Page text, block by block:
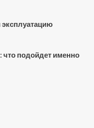
эксплуатацию
что подойдет именно